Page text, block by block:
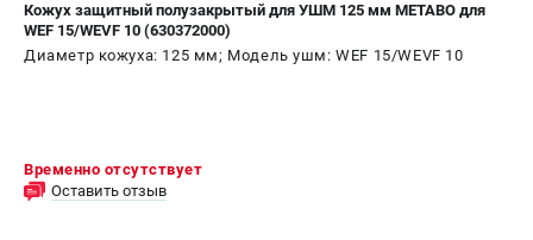
Кожух защитный полузакрытый для УШМ 125 мм METABO для
WEF 15/WEVF 10 (630372000)
Диаметр кожуха: 125 мм; Модель ушм: WEF 15/WEVF 10
Временно отсутствует
Оставить отзыв